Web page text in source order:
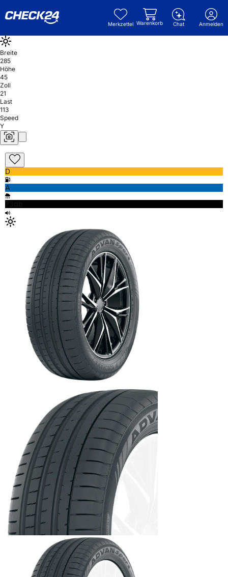
Merkzettel Warenkorb Chat Anmelden
Breite
285
Höhe
45
Zoll
21
Last
113
Speed
Y
D
A
73db